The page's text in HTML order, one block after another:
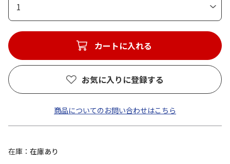
1
カートに入れる
お気に入りに登録する
商品についてのお問い合わせはこちら
在庫
在庫あり